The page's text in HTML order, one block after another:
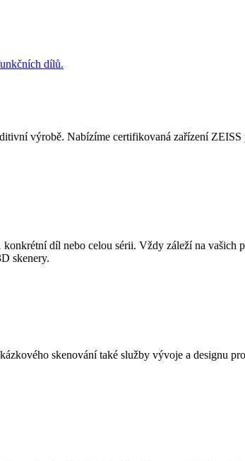
dílů.
výrobě. Nabízíme certifikovaná zařízení
díl nebo celou sérii. Vždy záleží na vašich
skenery.
skenování také služby vývoje a designu